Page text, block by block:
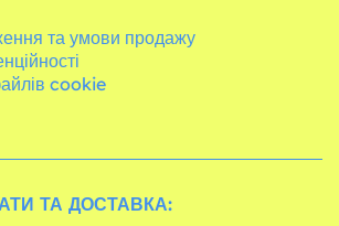
та умови продажу
cookie
ТА ДОСТАВКА: